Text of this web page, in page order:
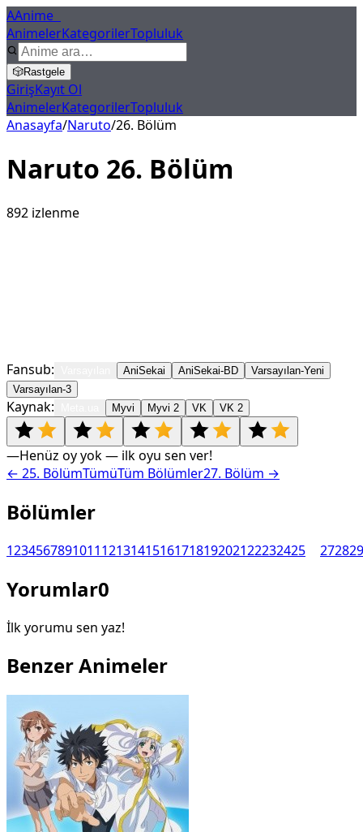
AAnime
AnimelerKategorilerTopluluk
🎲Rastgele
GirişKayıt Ol
AnimelerKategorilerTopluluk
Anasayfa/Naruto/26. Bölüm
Naruto 26. Bölüm
892 izlenme
Fansub: AniSekai AniSekai-BD
Varsayılan-Yeni
Varsayılan-3
Kaynak: Myvi Myvi 2 VK VK 2
—Henüz oy yok — ilk oyu sen ver!
← 25. BölümTümüTüm Bölümler27. Bölüm →
Bölümler
12345678910111213141516171819202122232425 272829
Yorumlar0
İlk yorumu sen yaz!
Benzer Animeler